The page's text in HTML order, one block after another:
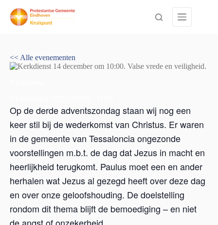
naar
<< Alle evenementen
Op de derde adventszondag staan wij nog een
keer stil bij de wederkomst van Christus. Er waren
in de gemeente van Tessaloncia ongezonde
voorstellingen m.b.t. de dag dat Jezus in macht en
heerlijkheid terugkomt. Paulus moet een en ander
herhalen wat Jezus al gezegd heeft over deze dag
en over onze geloofshouding. De doelstelling
rondom dit thema blijft de bemoediging – en niet
de angst of onzekerheid.